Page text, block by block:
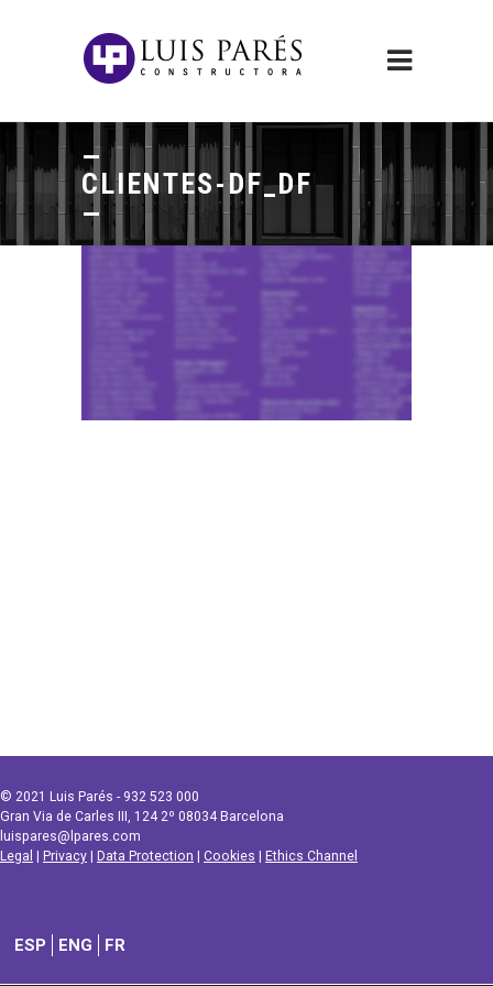
CLIENTES-DF_DF
© 2021 Luis Parés - 932 523 000
Gran Via de Carles III, 124 2º 08034 Barcelona
luispares@lpares.com
Legal
Privacy Data Protection Cookies Ethics Channel
ESP ENG FR